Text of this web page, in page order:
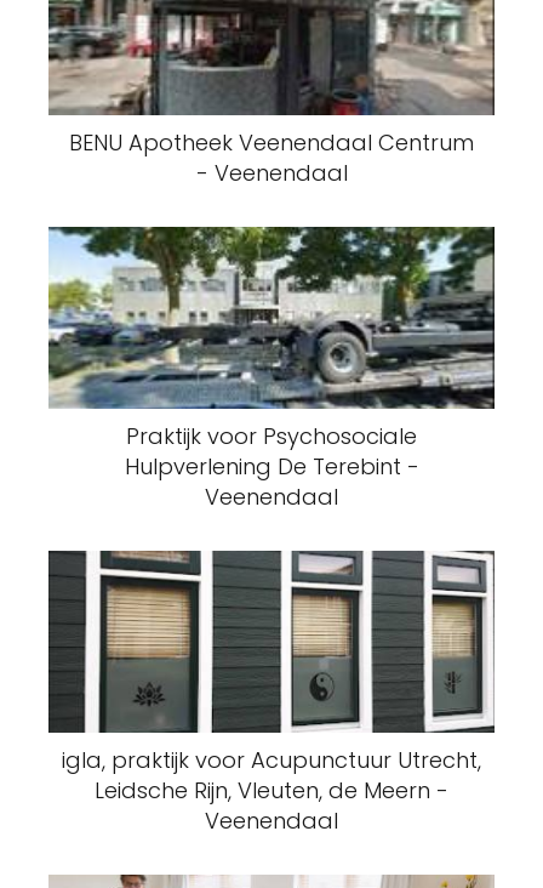
BENU Apotheek Veenendaal Centrum
- Veenendaal
Praktijk voor Psychosociale
Hulpverlening De Terebint -
Veenendaal
igla, praktijk voor Acupunctuur Utrecht,
Leidsche Rijn, Vleuten, de Meern -
Veenendaal